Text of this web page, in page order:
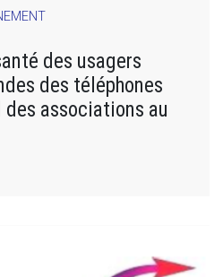
des usagers
des téléphones
des associations au